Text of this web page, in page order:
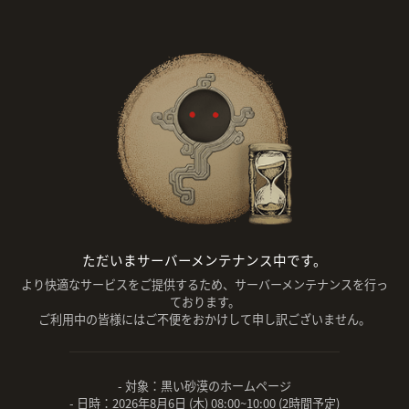
ただいまサーバーメンテナンス中です。
より快適なサービスをご提供するため、サーバーメンテナンスを行っ
ております。
ご利用中の皆様にはご不便をおかけして申し訳ございません。
- 対象：黒い砂漠のホームページ
- 日時：2026年8月6日 (木) 08:00~10:00 (2時間予定)